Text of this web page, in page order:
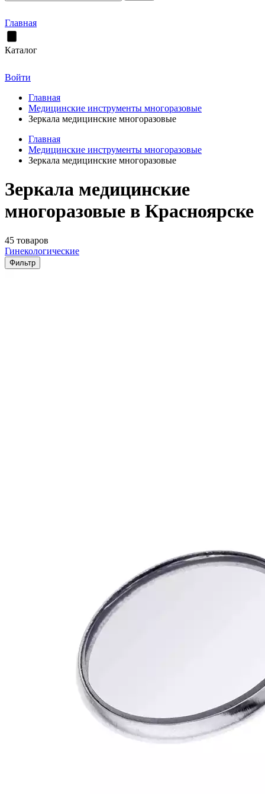
Главная
Каталог
Войти
Главная
Медицинские инструменты многоразовые
Зеркала медицинские многоразовые
Главная
Медицинские инструменты многоразовые
Зеркала медицинские многоразовые
Зеркала медицинские
многоразовые в Красноярске
45 товаров
Гинекологические
Фильтр